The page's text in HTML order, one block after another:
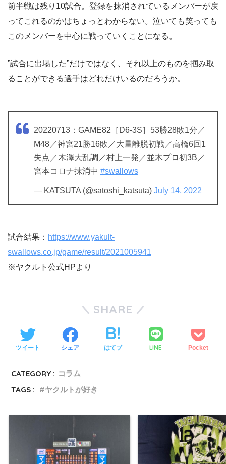
前半戦は残り10試合。登録を抹消されているメンバーが戻
ってこれるのかはちょっとわからない。泣いても笑っても
このメンバーを中心に戦っていくことになる。
”試合に出場した”だけではなく、それ以上のものを掴み取
ることができる選手はどれだけいるのだろうか。
20220713：GAME82［D6-3S］53勝28敗1分／
M48／神宮21勝16敗／大量離脱初戦／高橋6回1
失点／木澤大乱調／村上一発／並木プロ初3B／
宮本コロナ抹消中 #swallows
— KATSUTA (@satoshi_katsuta) July 14, 2022
試合結果： https://www.yakult-
swallows.co.jp/game/result/2021005941
※ヤクルト公式HPより
SHARE
ツイート シェア はてブ LINE Pocket
CATEGORY : コラム
TAGS :
ヤクルトが好き